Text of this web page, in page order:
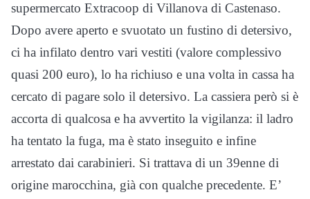
supermercato Extracoop di Villanova di Castenaso.
Dopo avere aperto e svuotato un fustino di detersivo,
ci ha infilato dentro vari vestiti (valore complessivo
quasi 200 euro), lo ha richiuso e una volta in cassa ha
cercato di pagare solo il detersivo. La cassiera però si è
accorta di qualcosa e ha avvertito la vigilanza: il ladro
ha tentato la fuga, ma è stato inseguito e infine
arrestato dai carabinieri. Si trattava di un 39enne di
origine marocchina, già con qualche precedente. E’